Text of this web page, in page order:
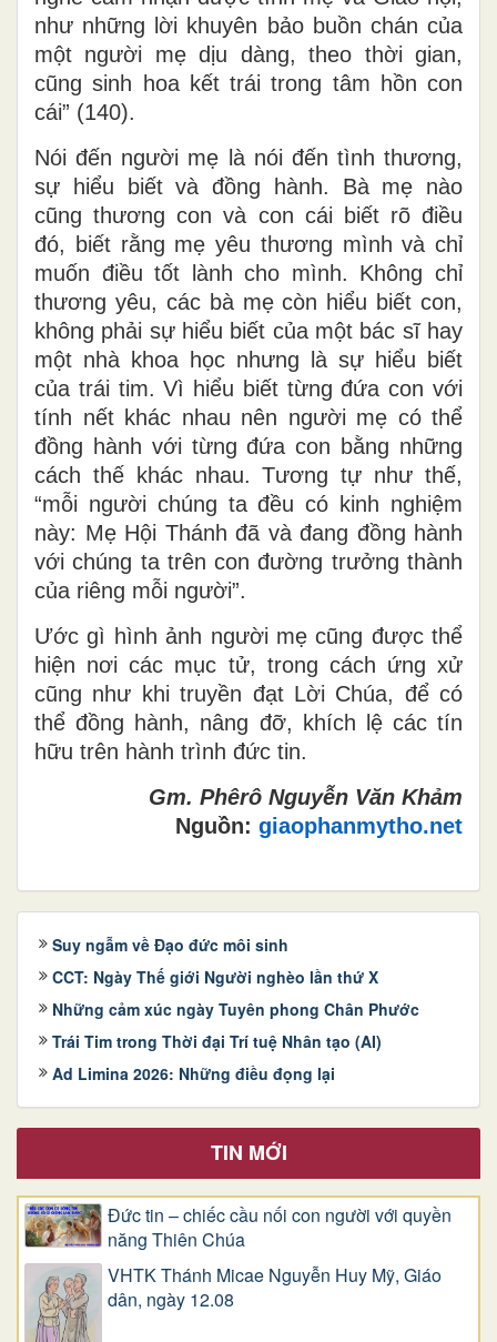
như những lời khuyên bảo buồn chán của
một người mẹ dịu dàng, theo thời gian,
cũng sinh hoa kết trái trong tâm hồn con
cái” (140).
Nói đến người mẹ là nói đến tình thương,
sự hiểu biết và đồng hành. Bà mẹ nào
cũng thương con và con cái biết rõ điều
đó, biết rằng mẹ yêu thương mình và chỉ
muốn điều tốt lành cho mình. Không chỉ
thương yêu, các bà mẹ còn hiểu biết con,
không phải sự hiểu biết của một bác sĩ hay
một nhà khoa học nhưng là sự hiểu biết
của trái tim. Vì hiểu biết từng đứa con với
tính nết khác nhau nên người mẹ có thể
đồng hành với từng đứa con bằng những
cách thế khác nhau. Tương tự như thế,
“mỗi người chúng ta đều có kinh nghiệm
này: Mẹ Hội Thánh đã và đang đồng hành
với chúng ta trên con đường trưởng thành
của riêng mỗi người”.
Ước gì hình ảnh người mẹ cũng được thể
hiện nơi các mục tử, trong cách ứng xử
cũng như khi truyền đạt Lời Chúa, để có
thể đồng hành, nâng đỡ, khích lệ các tín
hữu trên hành trình đức tin.
Gm. Phêrô Nguyễn Văn Khảm
Nguồn: giaophanmytho.net
Suy ngẫm về Đạo đức môi sinh
CCT: Ngày Thế giới Người nghèo lần thứ X
Những cảm xúc ngày Tuyên phong Chân Phước
Trái Tim trong Thời đại Trí tuệ Nhân tạo (AI)
Ad Limina 2026: Những điều đọng lại
TIN MỚI
Đức tin – chiếc cầu nối con người với quyền
năng Thiên Chúa
VHTK Thánh Micae Nguyễn Huy Mỹ, Giáo
dân, ngày 12.08